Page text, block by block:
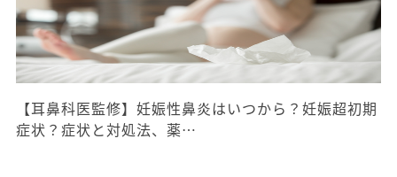
【耳鼻科医監修】妊娠性鼻炎はいつから？妊娠超初期
症状？症状と対処法、薬…